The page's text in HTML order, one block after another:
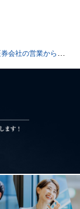
系スタートアップ企業のカスタマーサクセスにキャリアチェンジ！